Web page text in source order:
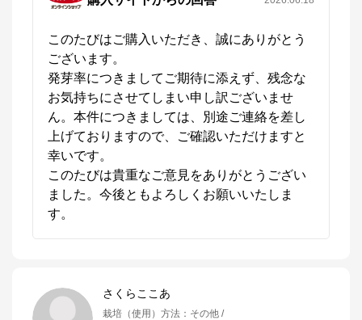
このたびはご購入いただき、誠にありがとう
ございます。
発芽率につきましてご期待に添えず、残念な
お気持ちにさせてしまい申し訳ございませ
ん。本件につきましては、別途ご連絡を差し
上げておりますので、ご確認いただけますと
幸いです。
このたびは貴重なご意見をありがとうござい
ました。今後ともよろしくお願いいたしま
す。
さくらここあ
栽培（使用）方法 ： その他